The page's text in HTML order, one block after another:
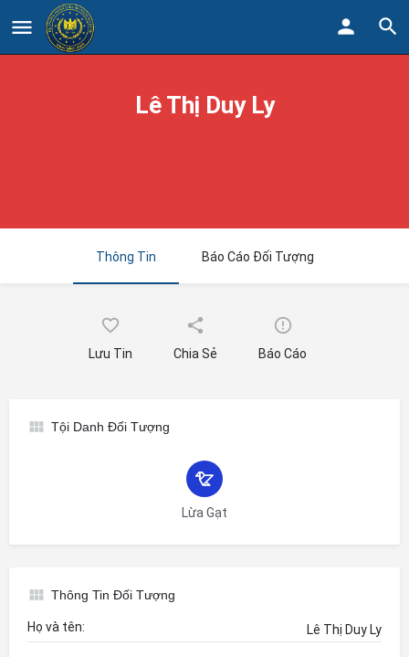
Lê Thị Duy Ly
Thông Tin Báo Cáo Đối Tượng
Lưu Tin Chia Sẻ Báo Cáo
Tội Danh Đối Tượng
Lừa Gạt
Thông Tin Đối Tượng
Họ và tên: Lê Thị Duy Ly